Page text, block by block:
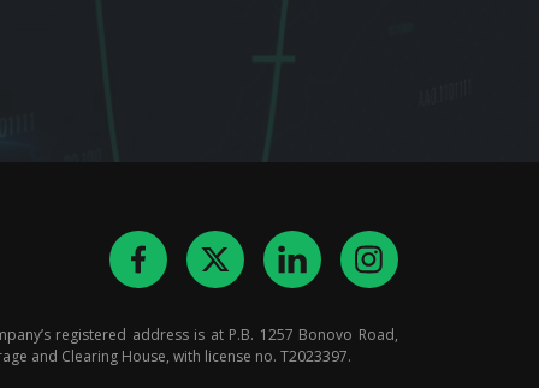
registered address is at P.B. 1257 Bonovo Road,
and Clearing House, with license no. T2023397.